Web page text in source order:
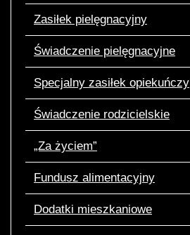
Zasiłek pielęgnacyjny
Świadczenie pielęgnacyjne
Specjalny zasiłek opiekuńczy
Świadczenie rodzicielskie
„Za życiem”
Fundusz alimentacyjny
Dodatki mieszkaniowe